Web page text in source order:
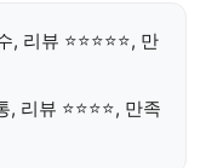
리뷰 ⭐⭐⭐⭐⭐, 만
리뷰 ⭐⭐⭐⭐, 만족